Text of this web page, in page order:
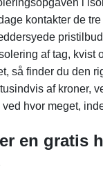
i
kontakter de
af tag,
så finder du den
af kroner,
hvor meget,
er en gratis